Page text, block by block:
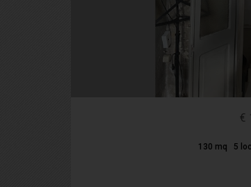
€
130 mq 5